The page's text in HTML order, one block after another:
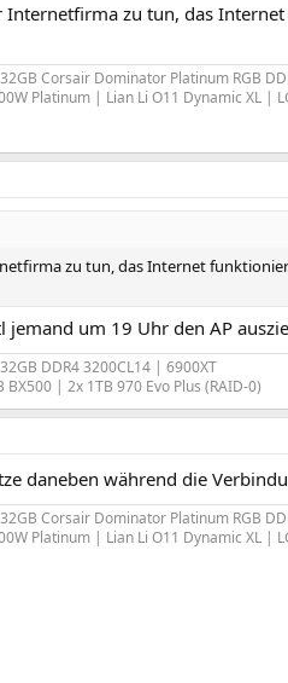
Internetfirma zu tun, das
Corsair Dominator Platinum RGB
Platinum | Lian Li O11 Dynamic XL |
zu tun, das Internet
um 19 Uhr den AP
DDR4 3200CL14 | 6900XT
BX500 | 2x 1TB 970 Evo Plus (RAID-0)​
daneben während die
Corsair Dominator Platinum RGB
Platinum | Lian Li O11 Dynamic XL |